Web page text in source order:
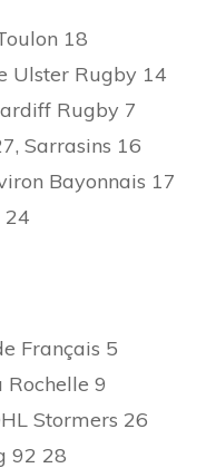
18
Ulster Rugby 14
Rugby 7
Sarrasins 16
Bayonnais 17
24
Français 5
Rochelle 9
Stormers 26
92 28